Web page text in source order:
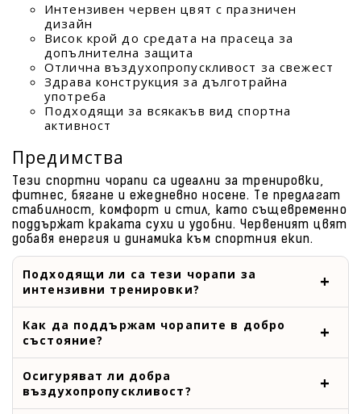
Интензивен червен цвят с празничен
дизайн
Висок крой до средата на прасеца за
допълнителна защита
Отлична въздухопропускливост за свежест
Здрава конструкция за дълготрайна
употреба
Подходящи за всякакъв вид спортна
активност
Предимства
Тези спортни чорапи са идеални за тренировки,
фитнес, бягане и ежедневно носене. Те предлагат
стабилност, комфорт и стил, като същевременно
поддържат краката сухи и удобни. Червеният цвят
добавя енергия и динамика към спортния екип.
Подходящи ли са тези чорапи за
интензивни тренировки?
Как да поддържам чорапите в добро
състояние?
Осигуряват ли добра
въздухопропускливост?